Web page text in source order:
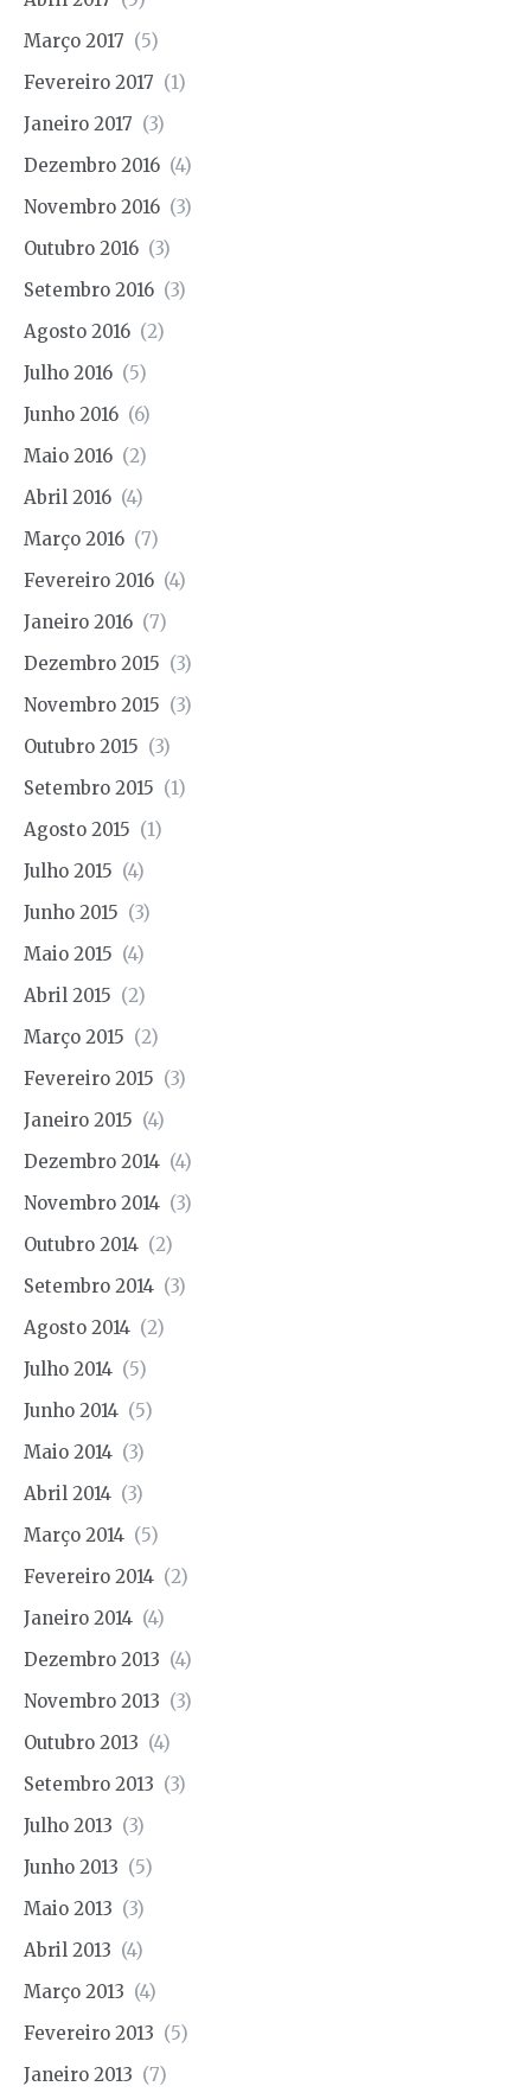
Março 2017 (5)
Fevereiro 2017 (1)
Janeiro 2017 (3)
Dezembro 2016 (4)
Novembro 2016 (3)
Outubro 2016 (3)
Setembro 2016 (3)
Agosto 2016 (2)
Julho 2016 (5)
Junho 2016 (6)
Maio 2016 (2)
Abril 2016 (4)
Março 2016 (7)
Fevereiro 2016 (4)
Janeiro 2016 (7)
Dezembro 2015 (3)
Novembro 2015 (3)
Outubro 2015 (3)
Setembro 2015 (1)
Agosto 2015 (1)
Julho 2015 (4)
Junho 2015 (3)
Maio 2015 (4)
Abril 2015 (2)
Março 2015 (2)
Fevereiro 2015 (3)
Janeiro 2015 (4)
Dezembro 2014 (4)
Novembro 2014 (3)
Outubro 2014 (2)
Setembro 2014 (3)
Agosto 2014 (2)
Julho 2014 (5)
Junho 2014 (5)
Maio 2014 (3)
Abril 2014 (3)
Março 2014 (5)
Fevereiro 2014 (2)
Janeiro 2014 (4)
Dezembro 2013 (4)
Novembro 2013 (3)
Outubro 2013 (4)
Setembro 2013 (3)
Julho 2013 (3)
Junho 2013 (5)
Maio 2013 (3)
Abril 2013 (4)
Março 2013 (4)
Fevereiro 2013 (5)
Janeiro 2013 (7)